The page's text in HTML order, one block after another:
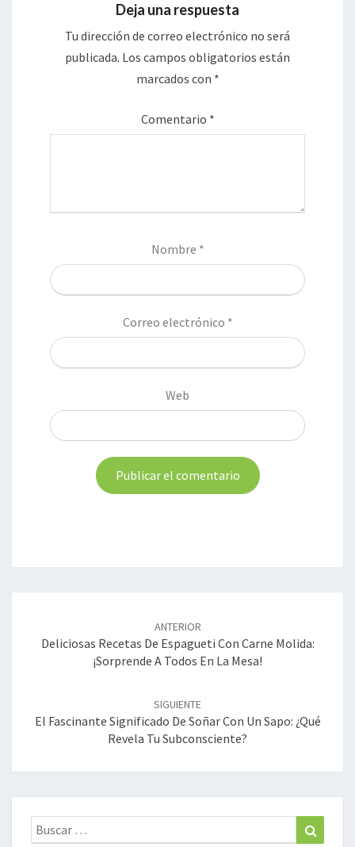
Deja una respuesta
Tu dirección de correo electrónico no será
publicada. Los campos obligatorios están
marcados con *
Comentario *
Nombre *
Correo electrónico *
Web
entradas
ANTERIOR
Deliciosas Recetas De Espagueti Con Carne Molida:
¡sorprende A Todos En La Mesa!
SIGUIENTE
El Fascinante Significado De Soñar Con Un Sapo: ¿Qué
Revela Tu Subconsciente?
Buscar: